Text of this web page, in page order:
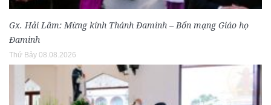
Gx. Hải Lâm: Mừng kính Thánh Đaminh – Bổn mạng Giáo họ
Đaminh
Thứ Bảy 08.08.2026